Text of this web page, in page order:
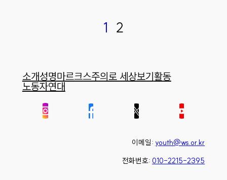
1 2
소개성명마르크스주의로 세상보기활동
노동자연대
이메일: youth@ws.or.kr
전화번호: 010-2215-2395